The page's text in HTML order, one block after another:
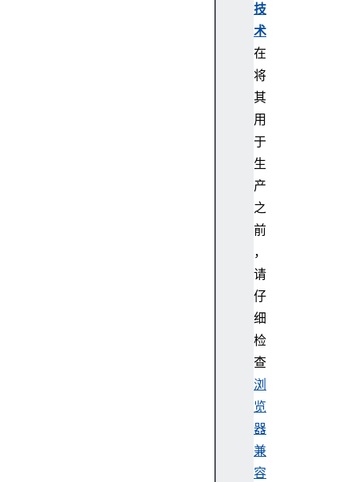
技
术
在
将
其
用
于
生
产
之
前
，
请
仔
细
检
查
浏
览
器
兼
容